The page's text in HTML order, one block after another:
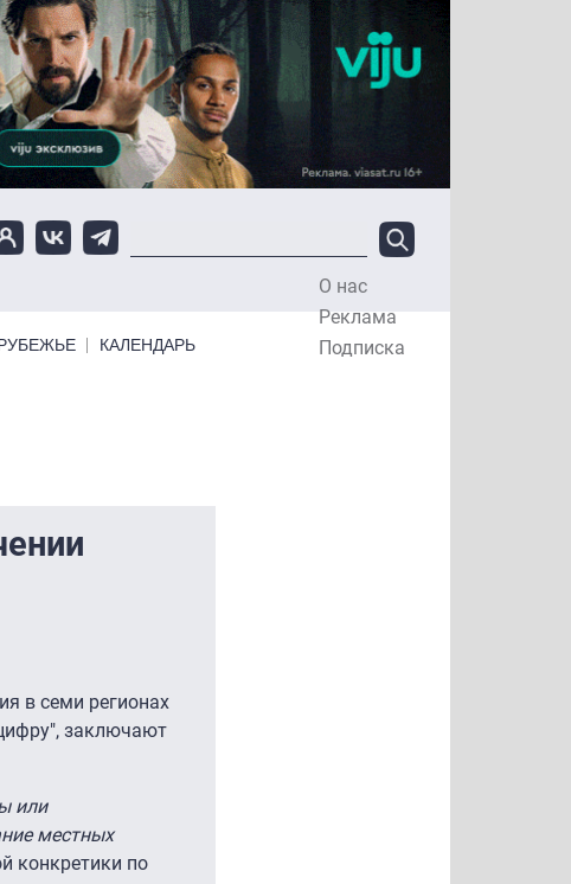
О нас
Реклама
Подписка
КАЛЕНДАРЬ
в семи регионах
заключают
или
местных
конкретики по